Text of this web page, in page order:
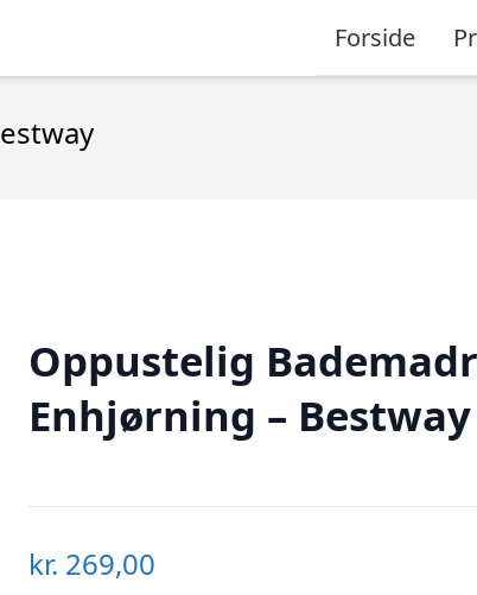
Forside
Oppustelig
Enhjørning – Bestway
kr. 269,00